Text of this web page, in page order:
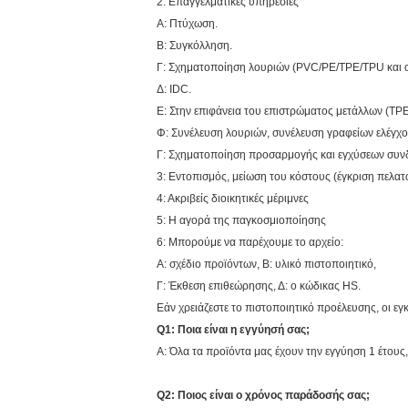
Α: Πτύχωση.
Β: Συγκόλληση.
Γ: Σχηματοποίηση λουριών (PVC/PE/TPE/TPU και
Δ: IDC.
Ε: Στην επιφάνεια του επιστρώματος μετάλλων
Φ: Συνέλευση λουριών, συνέλευση γραφείων
Γ: Σχηματοποίηση προσαρμογής και εγχύσεων
3: Εντοπισμός, μείωση του κόστους (έγκριση
4: Ακριβείς διοικητικές μέριμνες
5: Η αγορά της παγκοσμιοποίησης
6: Μπορούμε να παρέχουμε το αρχείο:
Α: σχέδιο προϊόντων, Β: υλικό πιστοποιητικό,
Γ: Έκθεση επιθεώρησης, Δ: ο κώδικας HS.
Εάν χρειάζεστε το πιστοποιητικό προέλευσης, οι
Q1: Ποια είναι η εγγύησή σας;
Α: Όλα τα προϊόντα μας έχουν την εγγύηση 1
Q2: Ποιος είναι ο χρόνος παράδοσής σας;